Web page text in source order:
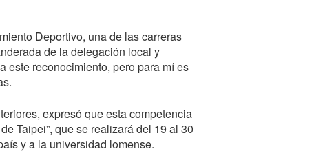
Deportivo, una de las carreras
de la delegación local y
este reconocimiento, pero para mí es
expresó que esta competencia
Taipei”, que se realizará del 19 al 30
y a la universidad lomense.